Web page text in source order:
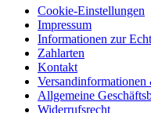
Cookie-Einstellungen
Impressum
Informationen zur
Zahlarten
Kontakt
Versandinformationen
Allgemeine
Widerrufsrecht